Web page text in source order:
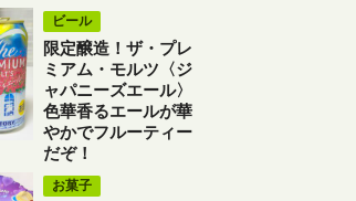
ビール
限定醸造！ザ・プレ
ミアム・モルツ〈ジ
ャパニーズエール〉
色華香るエールが華
やかでフルーティー
だぞ！
お菓子